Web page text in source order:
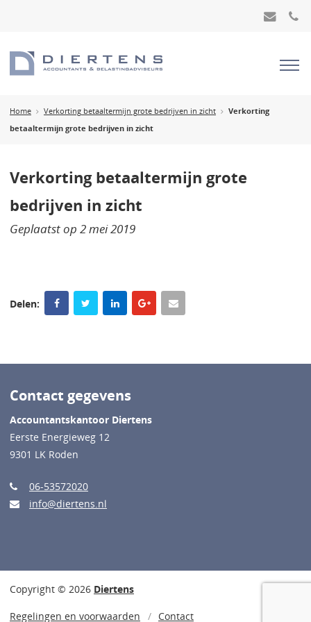
Home Verkorting betaaltermijn grote bedrijven in zicht
Verkorting
betaaltermijn grote bedrijven in zicht
Verkorting betaaltermijn grote
bedrijven in zicht
Geplaatst op 2 mei 2019
Delen:
Contact gegevens
Accountantskantoor Diertens
Eerste Energieweg 12
9301 LK Roden
06-53572020
info@diertens.nl
Copyright © 2026 Diertens
Regelingen en voorwaarden Contact